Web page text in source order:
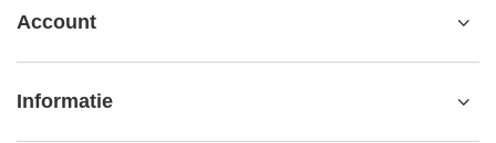
Account
Informatie